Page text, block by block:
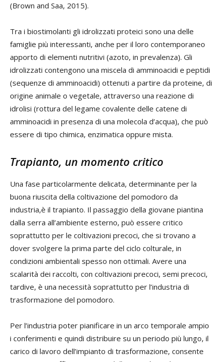
(Brown and Saa, 2015).
Tra i biostimolanti gli idrolizzati proteici sono una delle
famiglie più interessanti, anche per il loro contemporaneo
apporto di elementi nutritivi (azoto, in prevalenza). Gli
idrolizzati contengono una miscela di amminoacidi e peptidi
(sequenze di amminoacidi) ottenuti a partire da proteine, di
origine animale o vegetale, attraverso una reazione di
idrolisi (rottura del legame covalente delle catene di
amminoacidi in presenza di una molecola d’acqua), che può
essere di tipo chimica, enzimatica oppure mista.
Trapianto, un momento critico
Una fase particolarmente delicata, determinante per la
buona riuscita della coltivazione del pomodoro da
industria,è il trapianto. Il passaggio della giovane piantina
dalla serra all’ambiente esterno, può essere critico
soprattutto per le coltivazioni precoci, che si trovano a
dover svolgere la prima parte del ciclo colturale, in
condizioni ambientali spesso non ottimali. Avere una
scalarità dei raccolti, con coltivazioni precoci, semi precoci,
tardive, è una necessità soprattutto per l’industria di
trasformazione del pomodoro.
Per l’industria poter pianificare in un arco temporale ampio
i conferimenti e quindi distribuire su un periodo più lungo, il
carico di lavoro dell’impianto di trasformazione, consente